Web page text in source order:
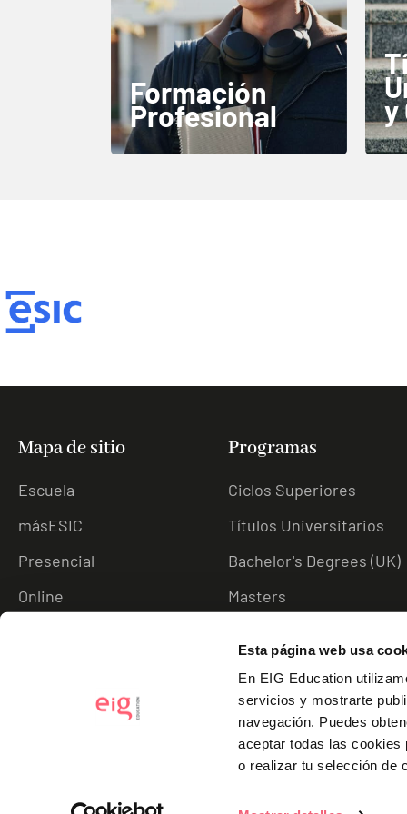
Esta página web usa
En EIG Education
servicios y mostrarte
navegación. Puedes
aceptar todas las cookies
o realizar tu selección de
Formación
Profesional y
Mapa de sitio
Escuela
másESIC
Presencial
Online
Programas
Ciclos Superiores
Títulos Universitarios
Bachelor's Degrees (UK)
Masters
Escuela Internacional de Gerencia SLU ha recibido un incentivo de